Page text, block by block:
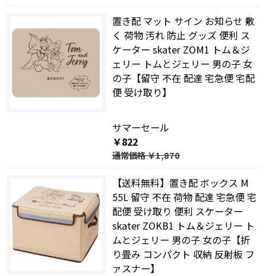
置き配 マット サイン お知らせ 敷
く 荷物 汚れ 防止 グッズ 便利 ス
ケーター skater ZOM1 トム＆ジ
ェリー トムとジェリー 男の子 女
の子【留守 不在 配達 宅急便 宅配
便 受け取り】
サマーセール
￥822
通常価格￥1,870
【送料無料】置き配 ボックス M
55L 留守 不在 荷物 配達 宅急便 宅
配便 受け取り 便利 スケーター
skater ZOKB1 トム＆ジェリー ト
ムとジェリー 男の子 女の子【折
り畳み コンパクト 収納 反射板 フ
ァスナー】